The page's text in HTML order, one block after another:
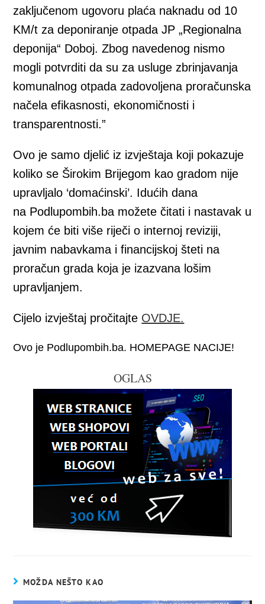
zaključenom ugovoru plaća naknadu od 10
KM/t za deponiranje otpada JP „Regionalna
deponija“ Doboj. Zbog navedenog nismo
mogli potvrditi da su za usluge zbrinjavanja
komunalnog otpada zadovoljena proračunska
načela efikasnosti, ekonomičnosti i
transparentnosti.”
Ovo je samo djelić iz izvještaja koji pokazuje
koliko se Širokim Brijegom kao gradom nije
upravljalo ‘domaćinski’. Idućih dana
na Podlupombih.ba možete čitati i nastavak u
kojem će biti više riječi o internoj reviziji,
javnim nabavkama i financijskoj šteti na
proračun grada koja je izazvana lošim
upravljanjem.
Cijelo izvještaj pročitajte OVDJE.
Ovo je Podlupombih.ba. HOMEPAGE NACIJE!
OGLAS
MOŽDA NEŠTO KAO